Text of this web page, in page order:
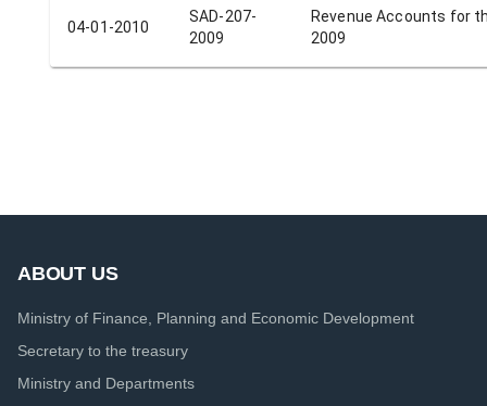
04-01-2010
SAD-207-
2009
Revenue Accounts for
2009
ABOUT US
Ministry of Finance, Planning and Economic Development
Secretary to the treasury
Ministry and Departments